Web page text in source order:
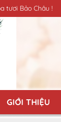
tươi Bảo Châu !
GIỚI THIỆU